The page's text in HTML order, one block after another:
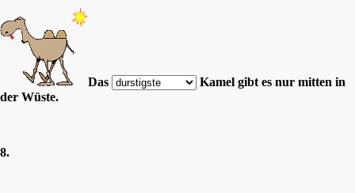
Das
Kamel gibt es nur mitten in
der Wüste.
8.